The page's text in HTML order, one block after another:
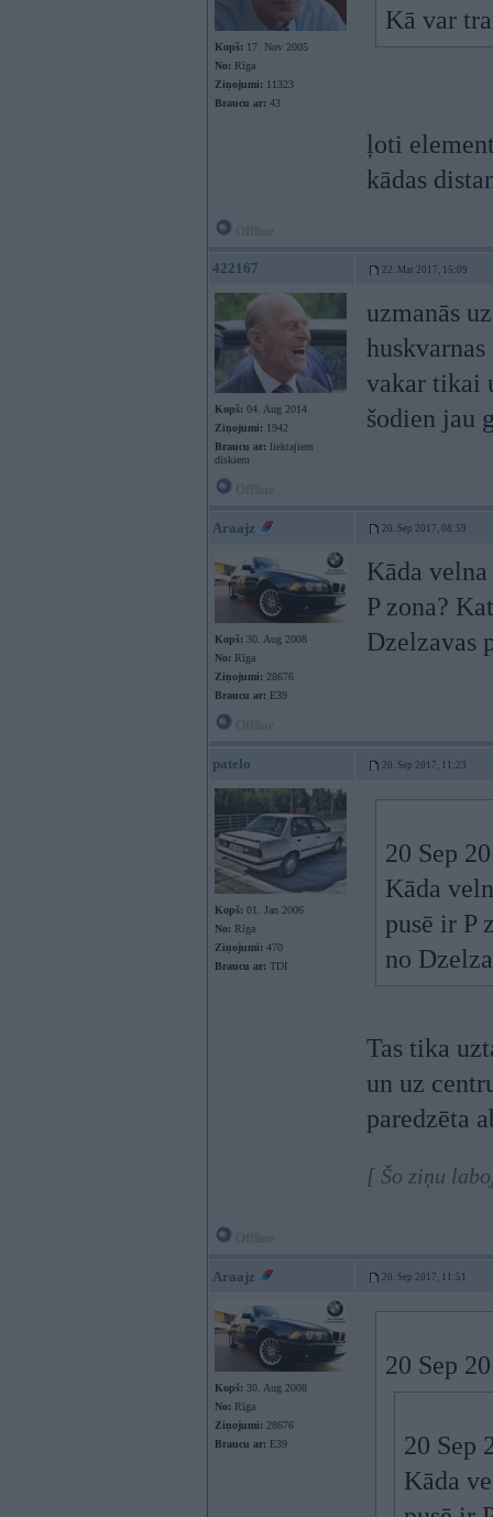
Kopš: 17. Nov 2005
No: Rīga
Ziņojumi: 11323
Braucu ar: 43
Kā var
ļoti
kādas
422167 22. Mar 2017, 15:09
Kopš: 04. Aug 2014
Ziņojumi: 1942
Braucu ar: liektajiem
diskiem
uzmanās
huskvarnas
vakar tikai
šodien jau
Araajz 20. Sep 2017, 08:59
Kopš: 30. Aug 2008
No: Rīga
Ziņojumi: 28676
Braucu ar: E39
Kāda
P zona?
Dzelzavas
patelo 20. Sep 2017, 11:23
Kopš: 01. Jan 2006
No: Rīga
Ziņojumi: 470
Braucu ar: TDI
20 Sep
Kāda
pusē ir P
no
Tas tika
un uz
paredzēta
[ Šo ziņu
Araajz 20. Sep 2017, 11:51
Kopš: 30. Aug 2008
No: Rīga
Ziņojumi: 28676
Braucu ar: E39
20 Sep
20 Sep
Kāda